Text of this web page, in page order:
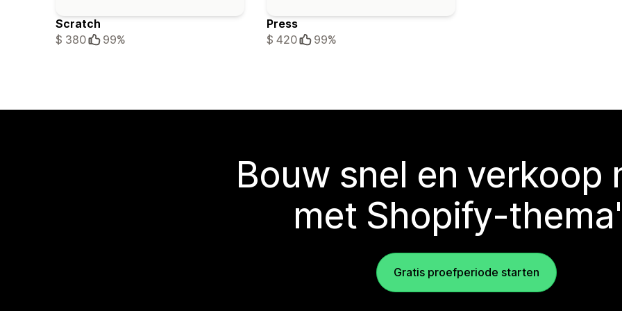
Scratch
$ 380
99%
Press
$ 420
99%
Bouw snel en verkoop
met Shopify-
Gratis proefperiode starten